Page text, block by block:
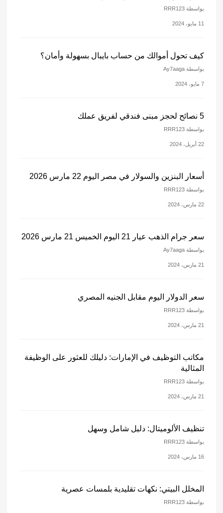
بواسطة RRR123
11 مايو، 2024
كيف تحول أموالك من حساب بايبال بسهولة وأمان؟
بواسطة Ay7aaga
7 مايو، 2024
5 نصائح لحجز مبنى فندقي لفريق عملك
بواسطة RRR123
22 أبريل، 2024
أسعار البنزين والسولار في مصر اليوم 22 مارس 2026
بواسطة RRR123
22 مارس، 2024
سعر جرام الذهب عيار 21 اليوم الخميس 21 مارس 2026
بواسطة Ay7aaga
21 مارس، 2024
سعر الدولار اليوم مقابل الجنيه المصري
بواسطة RRR123
21 مارس، 2024
مكاتب التوظيف في الإمارات: دليلك للعثور على الوظيفة
المثالية
بواسطة RRR123
21 مارس، 2024
تنظيف الألوميتال: دليل شامل وسهل
بواسطة RRR123
16 مارس، 2024
المخلل البيتي: نكهات تقليدية بلمسات عصرية
بواسطة RRR123